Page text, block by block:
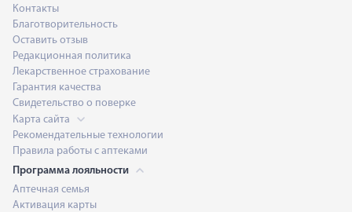
Контакты
Благотворительность
Оставить отзыв
Редакционная политика
Лекарственное страхование
Гарантия качества
Свидетельство о поверке
Карта сайта
Рекомендательные технологии
Правила работы с аптеками
Программа лояльности
Аптечная семья
Активация карты